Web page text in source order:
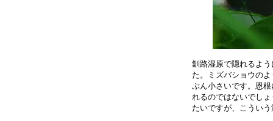
釧路湿原で隠れるよ
た。ミズバショウの
ぶん小さいです。恩
れるのではないでし